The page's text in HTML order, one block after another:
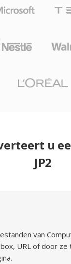
u
JP2
van
URL of door ze